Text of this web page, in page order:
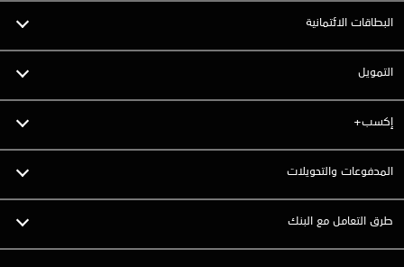
البطاقات الائتمانية
التمويل
إكسب+
المدفوعات والتحويلات
طرق التعامل مع البنك